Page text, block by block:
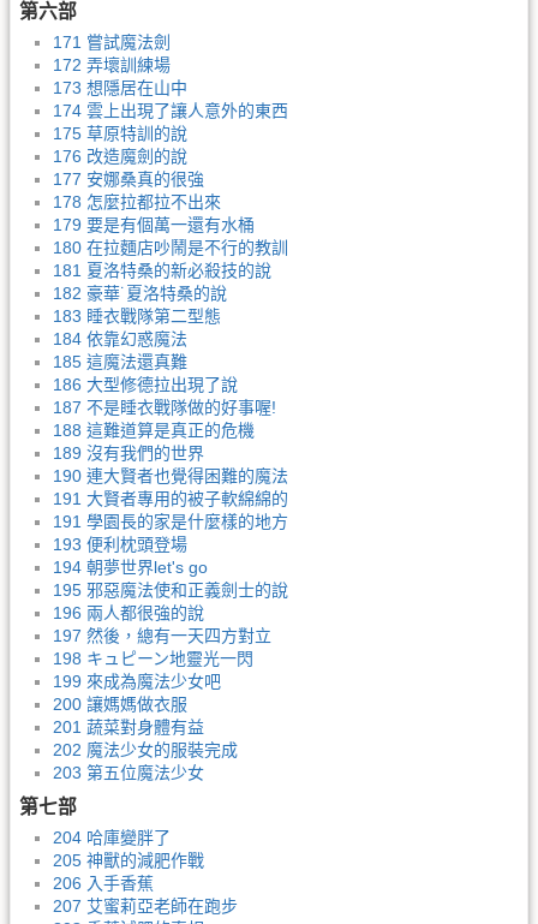
第六部
171 嘗試魔法劍
172 弄壞訓練場
173 想隱居在山中
174 雲上出現了讓人意外的東西
175 草原特訓的說
176 改造魔劍的說
177 安娜桑真的很強
178 怎麼拉都拉不出來
179 要是有個萬一還有水桶
180 在拉麵店吵鬧是不行的教訓
181 夏洛特桑的新必殺技的說
182 豪華˙夏洛特桑的說
183 睡衣戰隊第二型態
184 依靠幻惑魔法
185 這魔法還真難
186 大型修德拉出現了說
187 不是睡衣戰隊做的好事喔!
188 這難道算是真正的危機
189 沒有我們的世界
190 連大賢者也覺得困難的魔法
191 大賢者專用的被子軟綿綿的
191 學園長的家是什麼樣的地方
193 便利枕頭登場
194 朝夢世界let's go
195 邪惡魔法使和正義劍士的說
196 兩人都很強的說
197 然後，總有一天四方對立
198 キュピーン地靈光一閃
199 來成為魔法少女吧
200 讓媽媽做衣服
201 蔬菜對身體有益
202 魔法少女的服裝完成
203 第五位魔法少女
第七部
204 哈庫變胖了
205 神獸的減肥作戰
206 入手香蕉
207 艾蜜莉亞老師在跑步